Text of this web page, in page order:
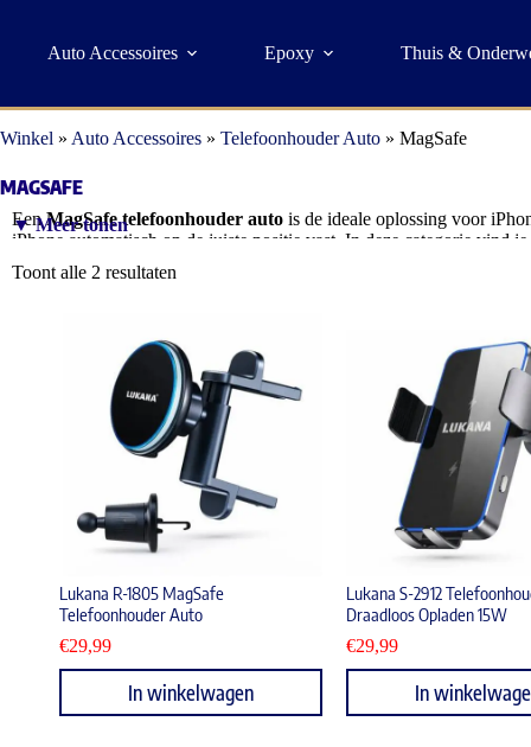
Auto Accessoires Epoxy Thuis &
Winkel » Auto Accessoires » Telefoonhouder Auto » MagSafe
MAGSAFE
EenMagSafe telefoonhouder auto is de ideale oplossing voor
iPhone automatisch op de juiste positie vast. In deze categorie vind
stabiliteit. Perfect voor veilig navigeren en handsfree bellen
▼ Meer tonen
Toont alle 2 resultaten
Lukana R-1805 MagSafe
Telefoonhouder Auto
€29,99
In winkelwagen
Lukana S-2912
Draadloos Opladen 15W
€29,99
In